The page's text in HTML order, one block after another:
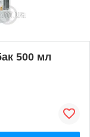
500 мл